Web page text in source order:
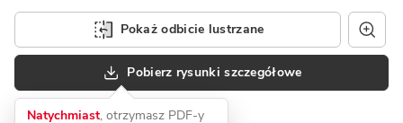
Pokaż odbicie lustrzane
Pobierz rysunki szczegółowe
Natychmiast, otrzymasz PDF-y